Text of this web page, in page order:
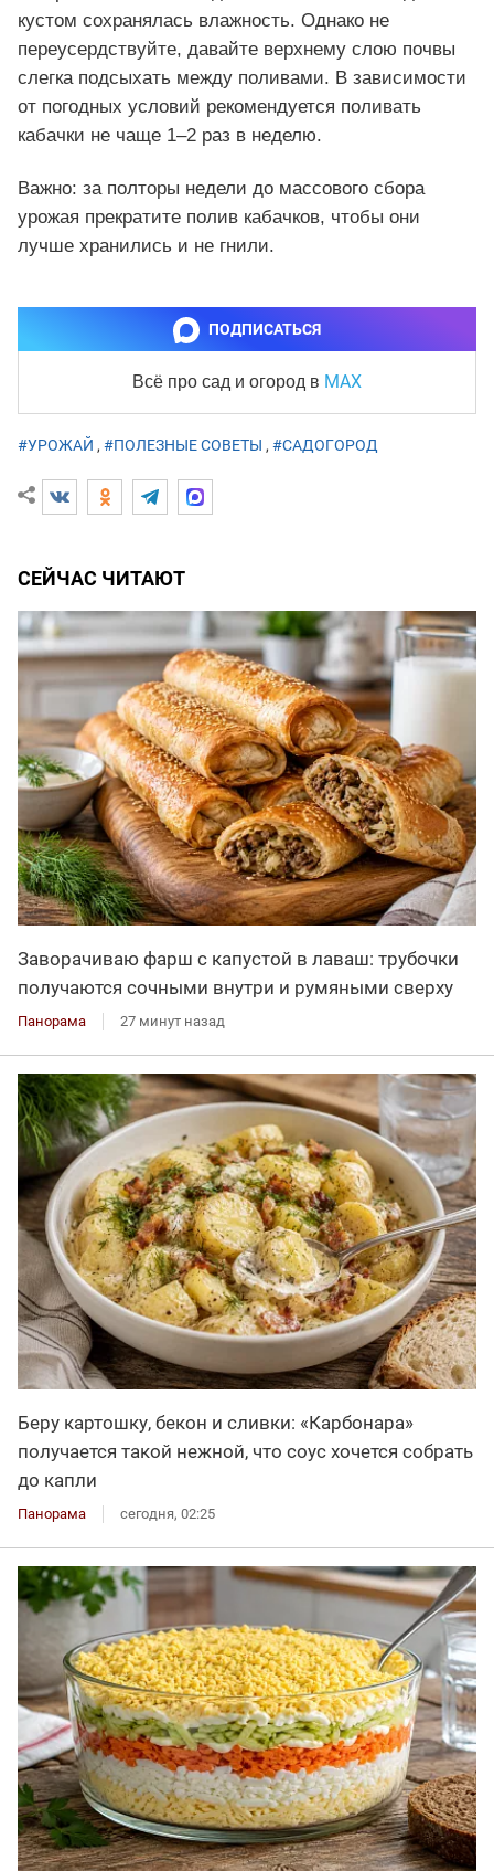
кустом сохранялась влажность. Однако не
переусердствуйте, давайте верхнему слою почвы
слегка подсыхать между поливами. В зависимости
от погодных условий рекомендуется поливать
кабачки не чаще 1–2 раз в неделю.
Важно: за полторы недели до массового сбора
урожая прекратите полив кабачков, чтобы они
лучше хранились и не гнили.
ПОДПИСАТЬСЯ
Всё про сад и огород в MAX
#УРОЖАЙ , #ПОЛЕЗНЫЕ СОВЕТЫ , #САДОГОРОД
СЕЙЧАС ЧИТАЮТ
Заворачиваю фарш с капустой в лаваш: трубочки
получаются сочными внутри и румяными сверху
Панорама 27 минут назад
Беру картошку, бекон и сливки: «Карбонара»
получается такой нежной, что соус хочется собрать
до капли
Панорама сегодня, 02:25